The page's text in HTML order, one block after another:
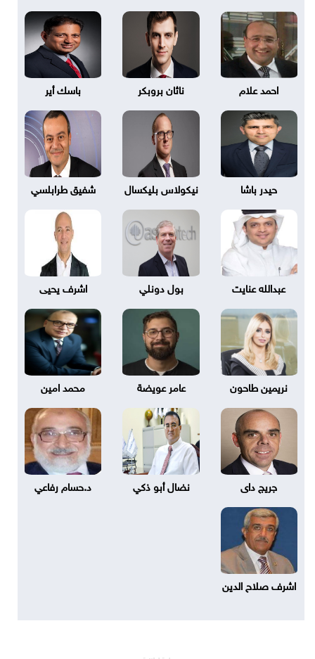
احمد علام ناثان بروبكر باسك أير
حيدر باشا نيكولاس بليكسال شفيق طرابلسي
عبدالله عنايت بول دونلي اشرف يحيى
نريمين طاحون عامر عويضة محمد امين
جريج داى نضال أبو ذكي د.حسام رفاعي
اشرف صلاح الدين